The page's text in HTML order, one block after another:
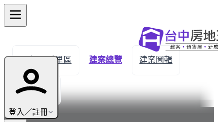
登入／註冊
← 返回后里區 建案總覽 建案圖輯
生活機能
最新